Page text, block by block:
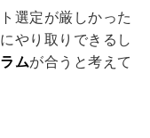
選定が厳しかった
やり取りできるし
ムが合うと考えて